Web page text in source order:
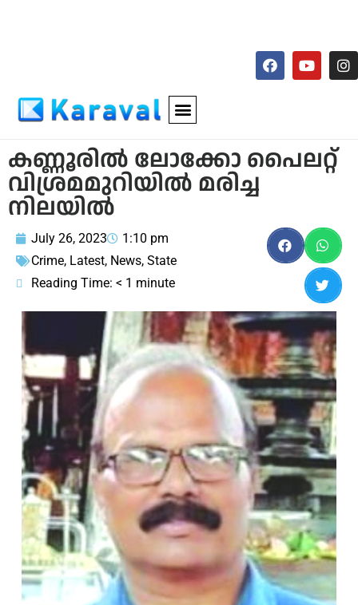
കണ്ണൂരിൽ ലോക്കോ പൈലറ്റ്‌
വിശ്രമമുറിയില്‍ മരിച്ച
നിലയിൽ
July 26, 2023
1:10 pm
Crime, Latest, News, State
Reading Time: < 1 minute